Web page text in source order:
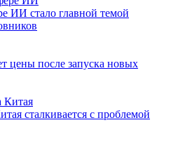
ИИ стало главной темой
цены после запуска новых
сталкивается с проблемой